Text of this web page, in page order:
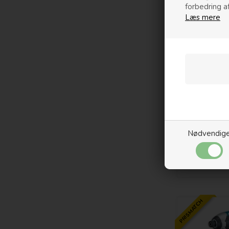
forbedring
Læs mere
PRISMATCH